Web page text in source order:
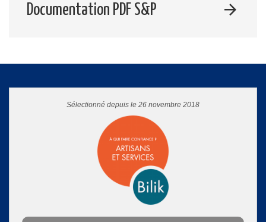
Documentation PDF S&P
Sélectionné depuis le 26 novembre 2018